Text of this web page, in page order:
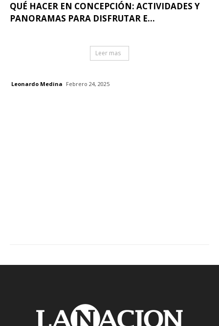
QUÉ HACER EN CONCEPCIÓN: ACTIVIDADES Y
PANORAMAS PARA DISFRUTAR E...
Leer mas
Leonardo Medina Febrero 24, 2025